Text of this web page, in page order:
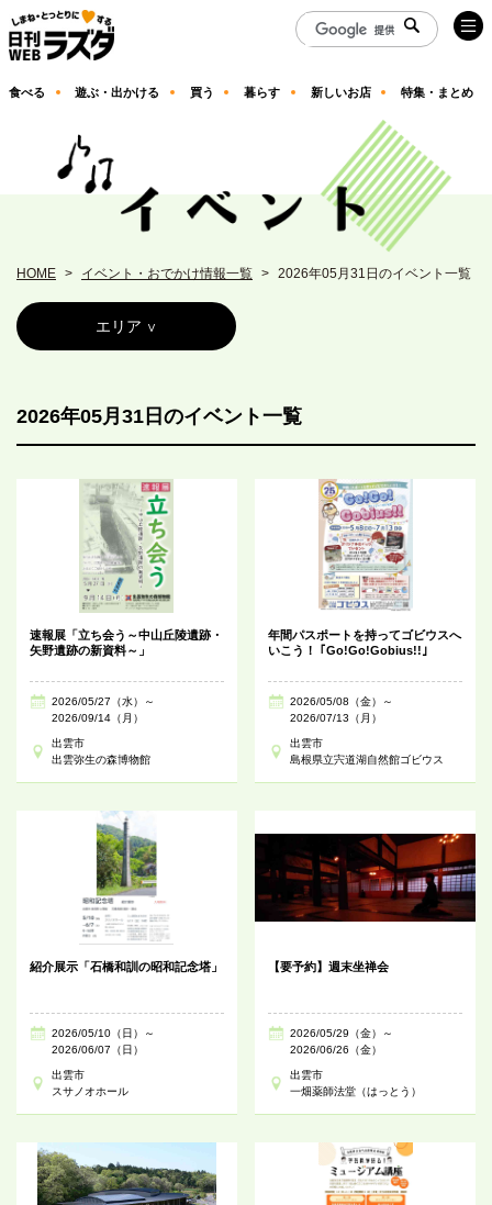
食べる 遊ぶ・出かける 買う 暮らす 新しいお店 特集・まとめ
HOME イベント・おでかけ情報一覧 2026年05月31日のイベント一覧
エリア
2026年05月31日のイベント一覧
速報展「立ち会う～中山丘陵遺跡・
矢野遺跡の新資料～」
2026/05/27（水）～
2026/09/14（月）
出雲市
出雲弥生の森博物館
年間パスポートを持ってゴビウスへ
いこう！ ｢Go!Go!Gobius!!｣
2026/05/08（金）～
2026/07/13（月）
出雲市
島根県立宍道湖自然館ゴビウス
紹介展示「石橋和訓の昭和記念塔」
2026/05/10（日）～
2026/06/07（日）
出雲市
スサノオホール
【要予約】週末坐禅会
2026/05/29（金）～
2026/06/26（金）
出雲市
一畑薬師法堂（はっとう）